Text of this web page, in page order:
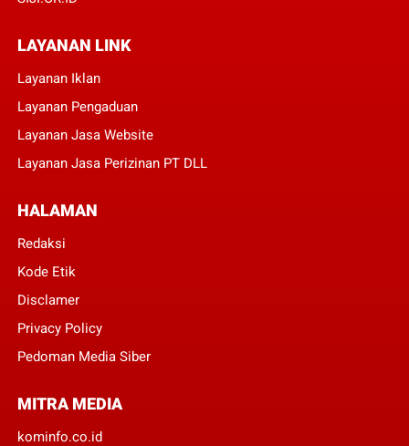
LAYANAN LINK
Layanan Iklan
Layanan Pengaduan
Layanan Jasa Website
Layanan Jasa Perizinan PT DLL
HALAMAN
Redaksi
Kode Etik
Disclamer
Privacy Policy
Pedoman Media Siber
MITRA MEDIA
kominfo.co.id